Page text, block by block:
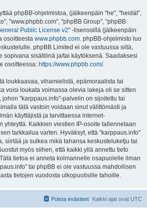
phpBB-ohjelmistoa, (jälkeenpäin "he", "heidät",
"www.phpbb.com", "phpBB Group", "phpBB
Public License v2" -lisenssillä (jälkeenpäin
osoitteesta www.phpbb.com. phpBB-ohjelmisto luo
phpBB Limited ei ole vastuussa siitä,
sopivana sisältönä ja/tai käytöksenä. Saadaksesi
osoitteessa: https://www.phpbb.com/.
loukkaavaa, vihamielistä, epämoraalista tai
voisi loukata voimassa olevia lakeja oli se sitten
johon "karppaus.info"-palvelin on sijoitettu tai
tätä vastoin voidaan sinut välittömästi ja
käyttäjistä ja tarvittaessa internet-
yhteyttä. Kaikkien viestien IP-osoite tallennetaan
tarkkailua varten. Hyväksyt, että "karppaus.info"
siirtää ja sulkea mikä tahansa keskusteluketju tai
myös siihen, että kaikki yllä annettu tieto
tietoa ei anneta kolmannelle osapuolelle ilman
tai phpBB ei ole vastuussa mahdollisen
tietojen vuodosta ulkopuolisille tahoille.
Kaikki ajat ovat UTC
Poista evästeet